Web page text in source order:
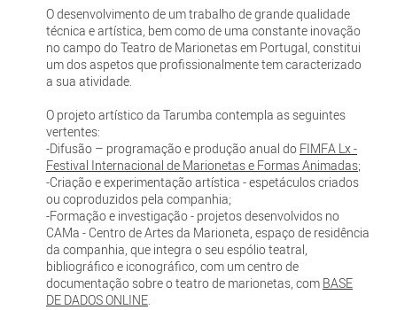
O desenvolvimento de um trabalho de grande qualidade
técnica e artística, bem como de uma constante inovação
no campo do Teatro de Marionetas em Portugal, constitui
um dos aspetos que profissionalmente tem caracterizado
a sua atividade.
O projeto artístico da Tarumba contempla as seguintes
vertentes:
-Difusão – programação e produção anual do FIMFA Lx -
Festival Internacional de Marionetas e Formas Animadas;
-Criação e experimentação artística - espetáculos criados
ou coproduzidos pela companhia;
-Formação e investigação - projetos desenvolvidos no
CAMa - Centro de Artes da Marioneta, espaço de residência
da companhia, que integra o seu espólio teatral,
bibliográfico e iconográfico, com um centro de
documentação sobre o teatro de marionetas, com BASE
DE DADOS ONLINE.